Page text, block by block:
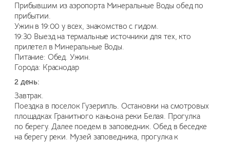
Прибывшим из аэропорта Минеральные Воды обед по
прибытии.
Ужин в 19:00 у всех, знакомство с гидом.
19:30 Выезд на термальные источники для тех, кто
прилетел в Минеральные Воды.
Питание: Обед. Ужин.
Города: Краснодар
2 день:
Завтрак.
Поездка в поселок Гузерипль. Остановки на смотровых
площадках Гранитного каньона реки Белая. Прогулка
по берегу. Далее поедем в заповедник. Обед в беседке
на берегу реки. Музей заповедника, прогулка к